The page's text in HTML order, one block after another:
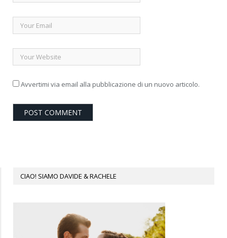
Avvertimi via email alla pubblicazione di un nuovo articolo.
CIAO! SIAMO DAVIDE & RACHELE